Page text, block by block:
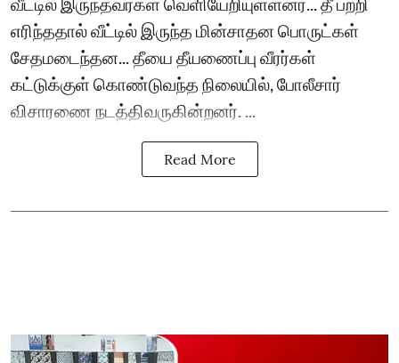
எரிந்ததால் வீட்டில் இருந்த மின்சாதன பொருட்கள்
சேதமடைந்தன... தீயை தீயணைப்பு வீரர்கள்
கட்டுக்குள் கொண்டுவந்த நிலையில், போலீசார்
விசாரணை நடத்திவருகின்றனர். ...
Read More